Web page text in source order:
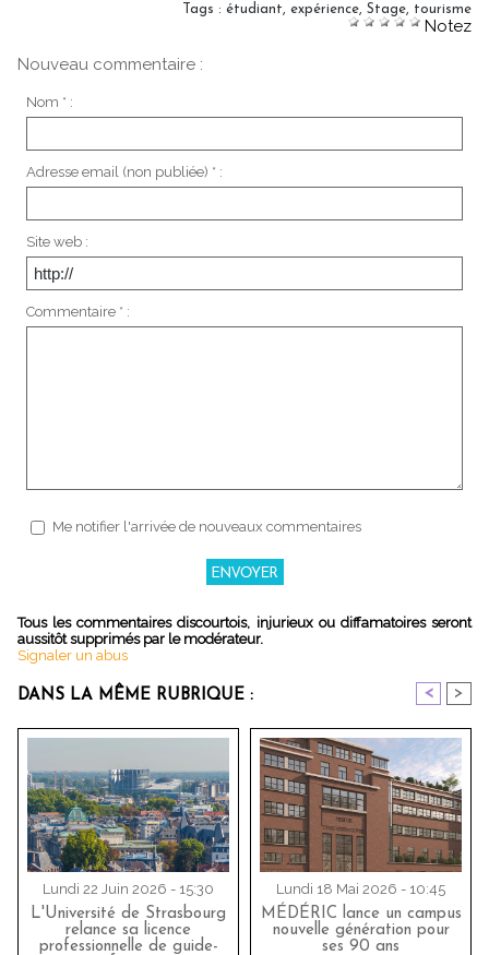
Tags : étudiant expérience Stage tourisme
Notez
Nouveau commentaire :
Nom * :
Adresse email (non publiée) * :
Site web :
Commentaire * :
Me notifier l'arrivée de nouveaux commentaires
Tous les commentaires discourtois, injurieux ou diffamatoires seront
aussitôt supprimés par le modérateur.
Signaler un abus
DANS LA MÊME RUBRIQUE : < >
Lundi 22 Juin 2026 - 15:30
L'Université de Strasbourg
relance sa licence
professionnelle de guide-
Lundi 18 Mai 2026 - 10:45
MÉDÉRIC lance un campus
nouvelle génération pour
ses 90 ans